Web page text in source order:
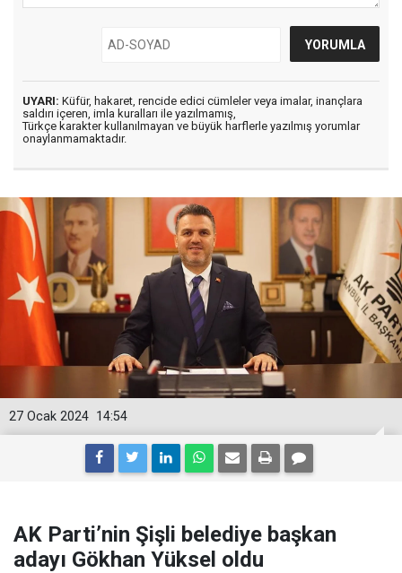
UYARI: Küfür, hakaret, rencide edici cümleler veya imalar, inançlara
saldırı içeren, imla kuralları ile yazılmamış,
Türkçe karakter kullanılmayan ve büyük harflerle yazılmış yorumlar
onaylanmamaktadır.
14:54
27 Ocak 2024
AK Parti’nin Şişli belediye başkan
adayı Gökhan Yüksel oldu